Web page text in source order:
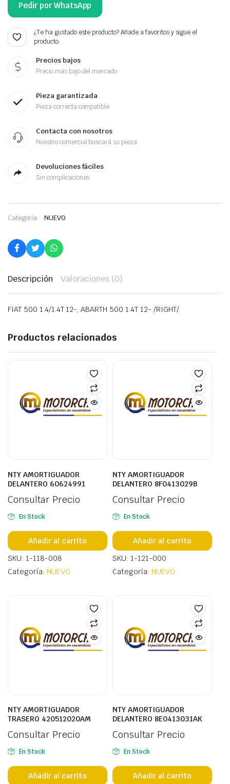
Pedir por WhatsApp
¿Te ha gustado este producto? Añade a favoritos y sigue el
producto.
Precios bajos
Precio más bajo del mercado
Pieza garantizada
Pieza correcta compatible
Contacta con nosotros
Nuestro comercial buscará su pieza
Devoluciones fáciles
Sin complicaciones
Categoría: NUEVO
Descripción Valoraciones (0)
FIAT 500 1.4/1.4T 12-, ABARTH 500 1.4T 12- /RIGHT/
Productos relacionados
NTY AMORTIGUADOR
DELANTERO 60624991
Consultar Precio
En Stock
Añadir al carrito
SKU: 1-118-008
Categoría: NUEVO
NTY AMORTIGUADOR
DELANTERO 8F0413029B
Consultar Precio
En Stock
Añadir al carrito
SKU: 1-121-000
Categoría: NUEVO
NTY AMORTIGUADOR
TRASERO 420512020AM
Consultar Precio
En Stock
Añadir al carrito
NTY AMORTIGUADOR
DELANTERO 8E0413031AK
Consultar Precio
En Stock
Añadir al carrito